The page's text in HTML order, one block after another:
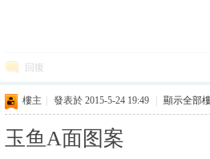
回復
樓主 發表於 2015-5-24 19:49 顯示全部
玉鱼A面图案